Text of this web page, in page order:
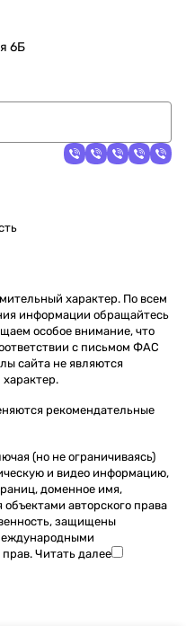
6Б
характер. По всем
информации обращайтесь
особое внимание, что
с письмом ФАС
сайта не являются
рекомендательные
(но не ограничиваясь)
и видео информацию,
доменное имя,
авторского права
защищены
прав. Читать далее